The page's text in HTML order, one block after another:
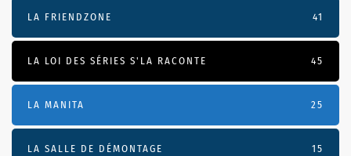
LA FRIENDZONE 41
LA LOI DES SÉRIES S'LA RACONTE 45
LA MANITA 25
LA SALLE DE DÉMONTAGE 15